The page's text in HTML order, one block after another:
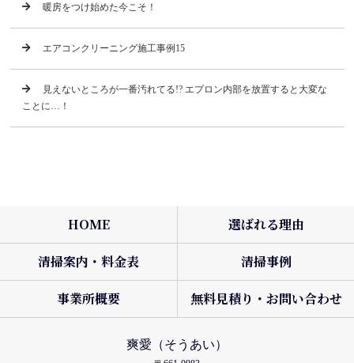
暖房をつけ始めた今こそ！
エアコンクリーニング施工事例15
見えないところが一番汚れてる!? エプロン内部を放置すると大変な
ことに…！
HOME 選ばれる理由
清掃案内・料金表 清掃事例
事業所概要 無料見積り・お問い合わせ
爽愛